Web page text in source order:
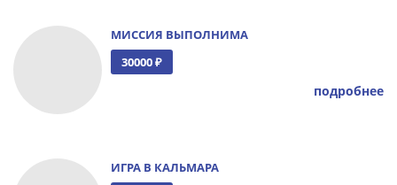
МИССИЯ ВЫПОЛНИМА
30000 ₽
подробнее
ИГРА В КАЛЬМАРА